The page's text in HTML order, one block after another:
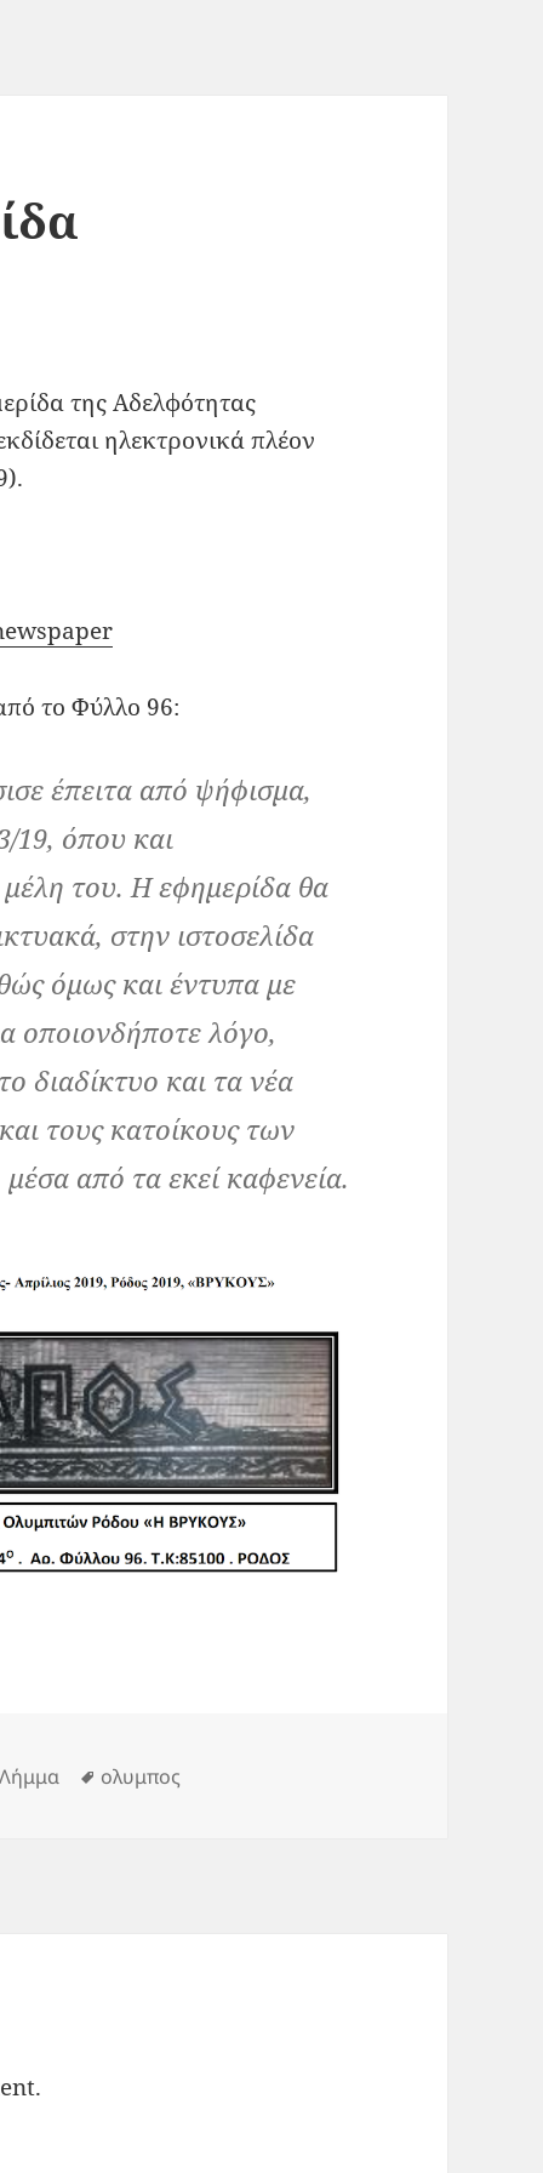
της Αδελφότητας
ηλεκτρονικά πλέον
το Φύλλο 96:
έπειτα από ψήφισμα,
19, όπου και
του. Η εφημερίδα θα
στην ιστοσελίδα
όμως και έντυπα με
οποιονδήποτε λόγο,
διαδίκτυο και τα νέα
τους κατοίκους των
από τα εκεί καφενεία.
Categories
Λήμμα Tags
ολυμπος